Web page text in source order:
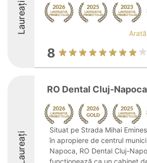
Laureați
8
Laureați
RO Dental Cluj-Napoca
Situat pe Strada Mihai
în apropiere de centrul
Napoca, RO Dental Cluj-
funcționează ca un cabinet